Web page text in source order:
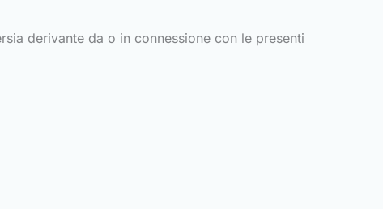
derivante da o in connessione con le presenti